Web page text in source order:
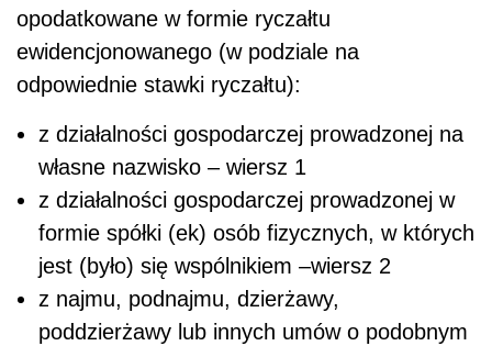
opodatkowane w formie ryczałtu
ewidencjonowanego (w podziale na
odpowiednie stawki ryczałtu):
z działalności gospodarczej prowadzonej na
własne nazwisko – wiersz 1
z działalności gospodarczej prowadzonej w
formie spółki (ek) osób fizycznych, w których
jest (było) się wspólnikiem –wiersz 2
z najmu, podnajmu, dzierżawy,
poddzierżawy lub innych umów o podobnym